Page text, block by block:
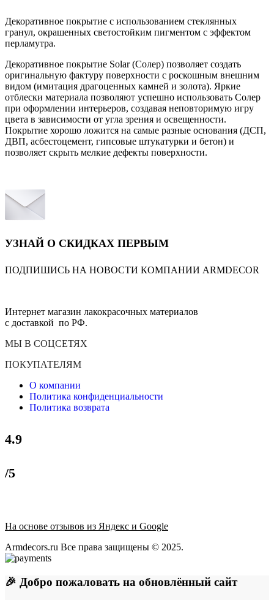
Декоративное покрытие с использованием стеклянных
гранул, окрашенных светостойким пигментом с эффектом
перламутра.
Декоративное покрытие Solar (Солер) позволяет создать
оригинальную фактуру поверхности с роскошным внешним
видом (имитация драгоценных камней и золота). Яркие
отблески материала позволяют успешно использовать Солер
при оформлении интерьеров, создавая неповторимую игру
цвета в зависимости от угла зрения и освещенности.
Покрытие хорошо ложится на самые разные основания (ДСП,
ДВП, асбестоцемент, гипсовые штукатурки и бетон) и
позволяет скрыть мелкие дефекты поверхности.
УЗНАЙ О СКИДКАХ ПЕРВЫМ
ПОДПИШИСЬ НА НОВОСТИ КОМПАНИИ ARMDECOR
Интернет магазин лакокрасочных материалов
с доставкой по РФ.
МЫ В СОЦСЕТЯХ
ПОКУПАТЕЛЯМ
О компании
Политика конфиденциальности
Политика возврата
4.9
/5
На основе отзывов из Яндекс и Google
Armdecors.ru Все права защищены © 2025. ​
🎉 Добро пожаловать на обновлённый сайт